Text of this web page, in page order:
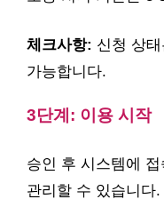
체크사항: 신청 상
가능합니다.
3단계: 이용 시작
승인 후 시스템에
관리할 수 있습니다